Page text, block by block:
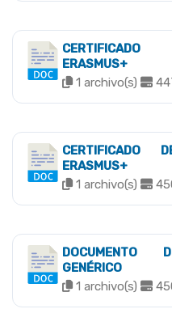
ERASMUS+
1 archivo(s)
CERTIFICADO
ERASMUS+
1 archivo(s)
DOCUMENTO
GENÉRICO
1 archivo(s)